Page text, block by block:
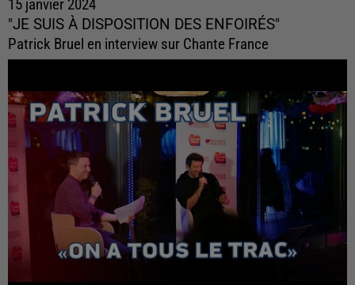
15 janvier 2024
"JE SUIS À DISPOSITION DES ENFOIRÉS"
Patrick Bruel en interview sur Chante France